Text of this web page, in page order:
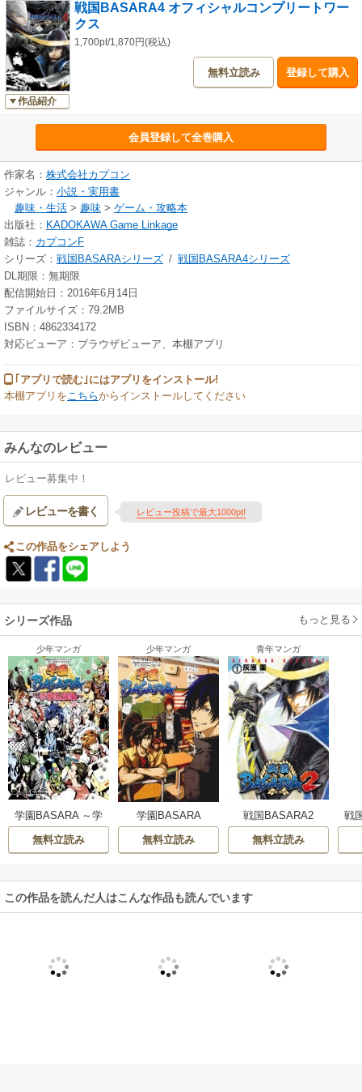
作品紹介
戦国BASARA4 オフィシャルコンプリートワー
クス
1,700pt/1,870円(税込)
無料立読み 登録して購入
会員登録して全巻購入
作家名： 株式会社カプコン
ジャンル： 小説・実用書
趣味・生活 > 趣味 > ゲーム・攻略本
出版社： KADOKAWA Game Linkage
雑誌： カプコンF
シリーズ： 戦国BASARAシリーズ / 戦国BASARA4シリーズ
DL期限：無期限
配信開始日：2016年6月14日
ファイルサイズ：79.2MB
ISBN：4862334172
対応ビューア：ブラウザビューア、本棚アプリ
｢アプリで読む｣にはアプリをインストール!
本棚アプリをこちらからインストールしてください
みんなのレビュー
レビュー募集中！
レビューを書く レビュー投稿で最大1000pt!
この作品をシェアしよう
シリーズ作品 もっと見る
少年マンガ
学園BASARA ～学
祭乱闘編～
無料立読み
少年マンガ
学園BASARA
無料立読み
青年マンガ
戦国BASARA2
無料立読み
戦
この作品を読んだ人はこんな作品も読んでいます